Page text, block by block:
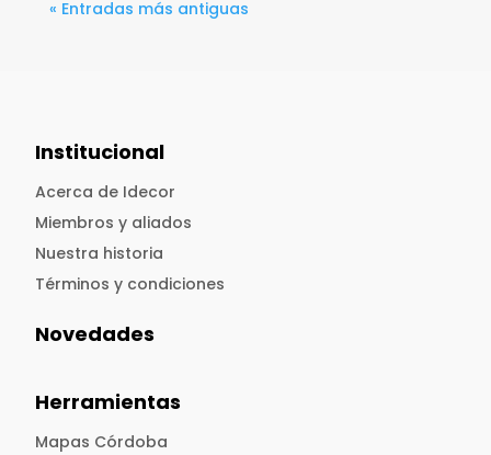
« Entradas más antiguas
Institucional
Acerca de Idecor
Miembros y aliados
Nuestra historia
Términos y condiciones
Novedades
Herramientas
Mapas Córdoba